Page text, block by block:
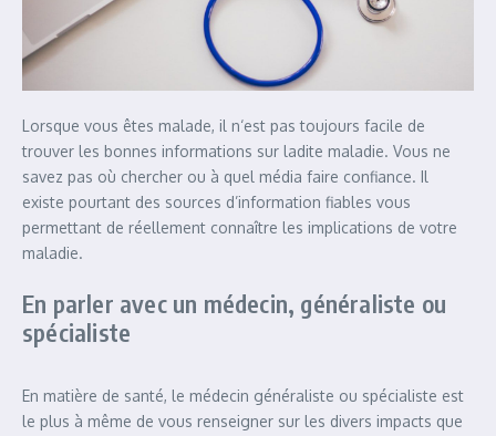
Lorsque vous êtes malade, il n‘est pas toujours facile de
trouver les bonnes informations sur ladite maladie. Vous ne
savez pas où chercher ou à quel média faire confiance. Il
existe pourtant des sources d’information fiables vous
permettant de réellement connaître les implications de votre
maladie.
En parler avec un médecin, généraliste ou
spécialiste
En matière de santé, le médecin généraliste ou spécialiste est
le plus à même de vous renseigner sur les divers impacts que